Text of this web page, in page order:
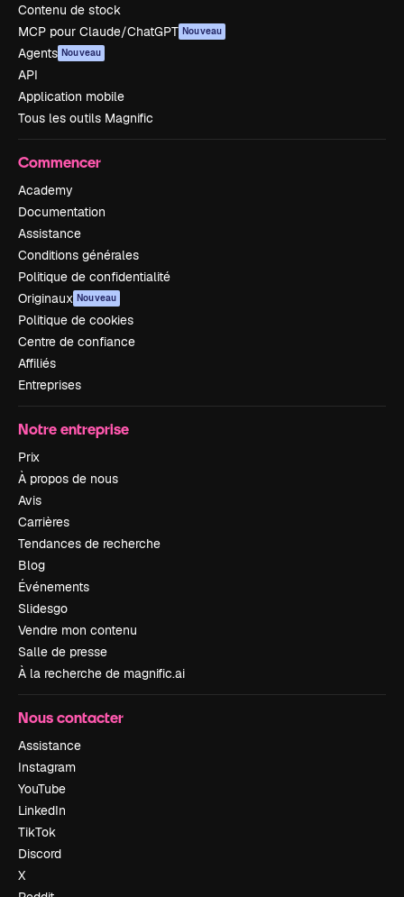
Contenu de stock
MCP pour Claude/ChatGPT Nouveau
Agents Nouveau
API
Application mobile
Tous les outils Magnific
Commencer
Academy
Documentation
Assistance
Conditions générales
Politique de confidentialité
Originaux Nouveau
Politique de cookies
Centre de confiance
Affiliés
Entreprises
Notre entreprise
Prix
À propos de nous
Avis
Carrières
Tendances de recherche
Blog
Événements
Slidesgo
Vendre mon contenu
Salle de presse
À la recherche de magnific.ai
Nous contacter
Assistance
Instagram
YouTube
LinkedIn
TikTok
Discord
X